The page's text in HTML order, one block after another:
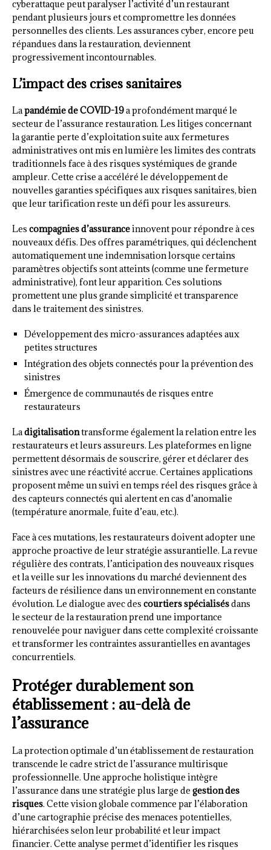
cyberattaque peut paralyser l’activité d’un restaurant
pendant plusieurs jours et compromettre les données
personnelles des clients. Les assurances cyber, encore peu
répandues dans la restauration, deviennent
progressivement incontournables.
L’impact des crises sanitaires
Lapandémie de COVID-19a profondément marqué le
secteur de l’assurance restauration. Les litiges concernant
la garantie perte d’exploitation suite aux fermetures
administratives ont mis en lumière les limites des contrats
traditionnels face à des risques systémiques de grande
ampleur. Cette crise a accéléré le développement de
nouvelles garanties spécifiques aux risques sanitaires, bien
que leur tarification reste un défi pour les assureurs.
Les compagnies d’assuranceinnovent pour répondre à ces
nouveaux défis. Des offres paramétriques, qui déclenchent
automatiquement une indemnisation lorsque certains
paramètres objectifs sont atteints (comme une fermeture
administrative), font leur apparition. Ces solutions
promettent une plus grande simplicité et transparence
dans le traitement des sinistres.
Développement des micro-assurances adaptées aux
petites structures
Intégration des objets connectés pour la prévention des
sinistres
Émergence de communautés de risques entre
restaurateurs
Ladigitalisationtransforme également la relation entre les
restaurateurs et leurs assureurs. Les plateformes en ligne
permettent désormais de souscrire, gérer et déclarer des
sinistres avec une réactivité accrue. Certaines applications
proposent même un suivi en temps réel des risques grâce à
des capteurs connectés qui alertent en cas d’anomalie
(température anormale, fuite d’eau, etc.).
Face à ces mutations, les restaurateurs doivent adopter une
approche proactive de leur stratégie assurantielle. La revue
régulière des contrats, l’anticipation des nouveaux risques
et la veille sur les innovations du marché deviennent des
facteurs de résilience dans un environnement en constante
évolution. Le dialogue avec des courtiers spécialisésdans
le secteur de la restauration prend une importance
renouvelée pour naviguer dans cette complexité croissante
et transformer les contraintes assurantielles en avantages
concurrentiels.
Protéger durablement son
établissement : au-delà de
l’assurance
La protection optimale d’un établissement de restauration
transcende le cadre strict de l’assurance multirisque
professionnelle. Une approche holistique intègre
l’assurance dans une stratégie plus large de gestion des
risques. Cette vision globale commence par l’élaboration
d’une cartographie précise des menaces potentielles,
hiérarchisées selon leur probabilité et leur impact
financier. Cette analyse permet d’identifier les risques